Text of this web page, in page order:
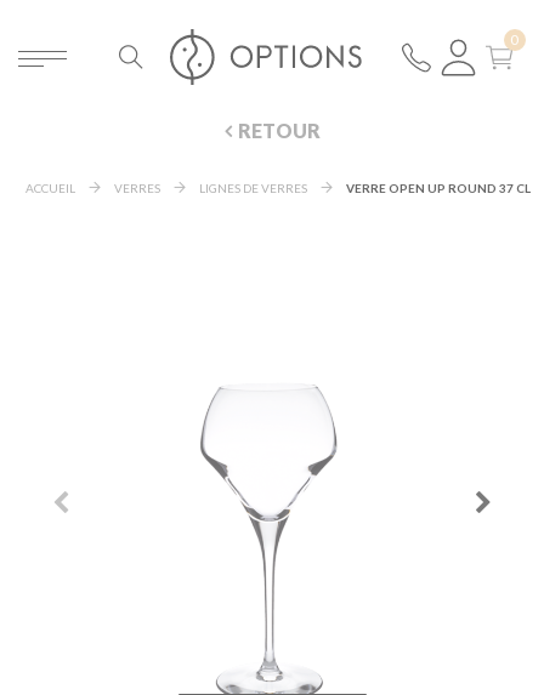
RETOUR
ACCUEIL VERRES LIGNES DE VERRES VERRE OPEN UP ROUND 37 CL